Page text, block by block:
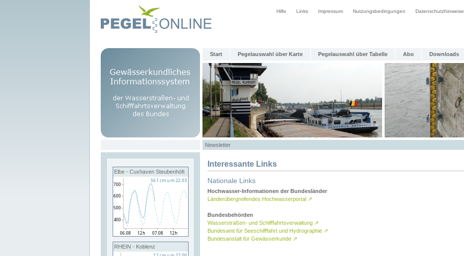
Hilfe Links Impressum Nutzungsbedingungen Datenschutzhinweise
Start Pegelauswahl über Karte Pegelauswahl über Tabelle Abo Downloads
Newsletter
Elbe - Cuxhaven Steubenhöft
RHEIN - Koblenz
Interessante Links
Nationale Links
Hochwasser-Informationen der Bundesländer
Länderübergreifendes Hochwasserportal ↗
Bundesbehörden
Wasserstraßen- und Schifffahrtsverwaltung ↗
Bundesamt für Seeschifffahrt und Hydrographie ↗
Bundesanstalt für Gewässerkunde ↗